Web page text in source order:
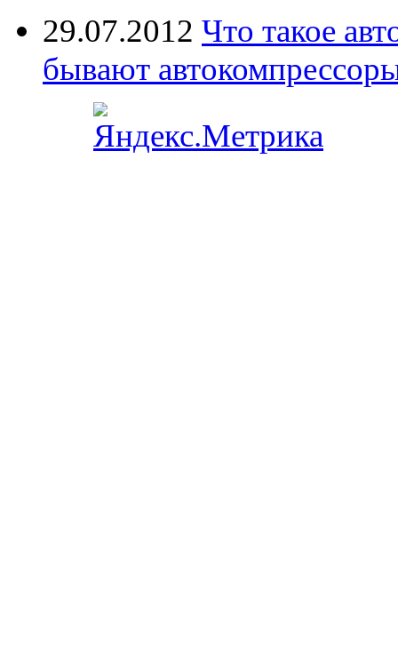
29.07.2012 Что такое
бывают